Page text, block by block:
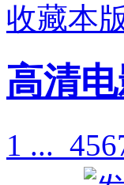
收藏本
高清
1 ... 456